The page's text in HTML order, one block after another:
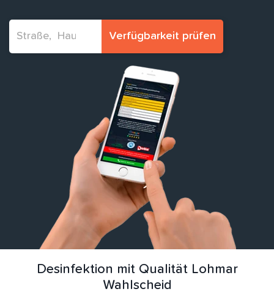
Verfügbarkeit prüfen
Desinfektion mit Qualität Lohmar
Wahlscheid